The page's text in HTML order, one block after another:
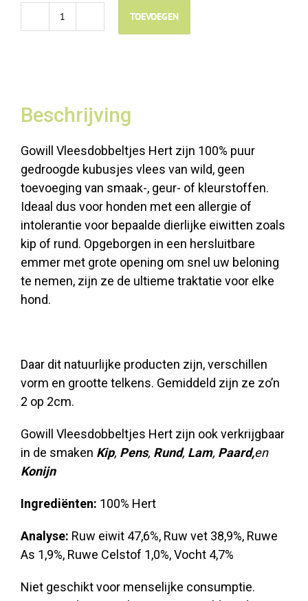
Gowill
aantal
TOEVOEGEN
Beschrijving
Gowill Vleesdobbeltjes Hert zijn 100% puur
gedroogde kubusjes vlees van wild, geen
toevoeging van smaak-, geur- of kleurstoffen.
Ideaal dus voor honden met een allergie of
intolerantie voor bepaalde dierlijke eiwitten zoals
kip of rund. Opgeborgen in een hersluitbare
emmer met grote opening om snel uw beloning
te nemen, zijn ze de ultieme traktatie voor elke
hond.
Daar dit natuurlijke producten zijn, verschillen
vorm en grootte telkens. Gemiddeld zijn ze zo’n
2 op 2cm.
Gowill Vleesdobbeltjes Hert zijn ook verkrijgbaar
in de smaken Kip, Pens, Rund, Lam, Paard,en
Konijn
Ingrediënten: 100% Hert
Analyse: Ruw eiwit 47,6%, Ruw vet 38,9%, Ruwe
As 1,9%, Ruwe Celstof 1,0%, Vocht 4,7%
Niet geschikt voor menselijke consumptie.